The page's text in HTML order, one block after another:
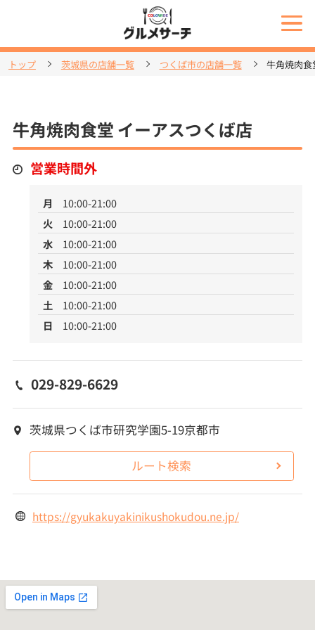
トップ 茨城県の店舗一覧 つくば市の店舗一覧 牛角焼肉
牛角焼肉食堂 イーアスつくば店
営業時間外
月
10:00-21:00
火
10:00-21:00
水
10:00-21:00
木
10:00-21:00
金
10:00-21:00
土
10:00-21:00
日
10:00-21:00
029-829-6629
茨城県つくば市研究学園5-19京都市
ルート検索
https://gyukakuyakinikushokudou.ne.jp/